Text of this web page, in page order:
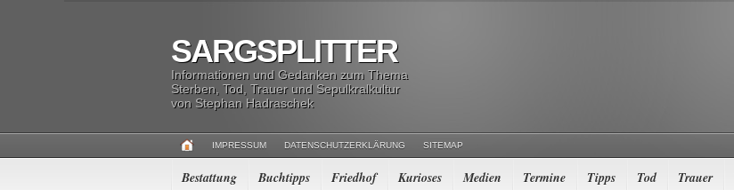
SARGSPLITTER
Informationen und Gedanken zum Thema
Sterben, Tod, Trauer und Sepulkralkultur
von Stephan Hadraschek
IMPRESSUM DATENSCHUTZERKLÄRUNG SITEMAP
Bestattung Buchtipps Friedhof Kurioses Medien Termine Tipps Tod Trauer